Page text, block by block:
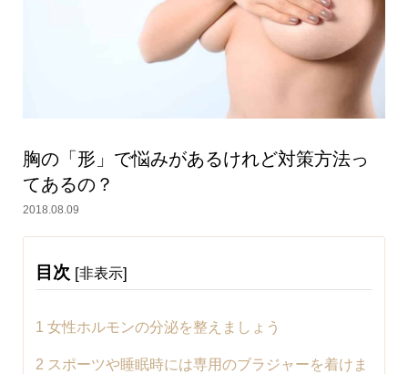
胸の「形」で悩みがあるけれど対策方法っ
てあるの？
2018.08.09
目次 [非表示]
1 女性ホルモンの分泌を整えましょう
2 スポーツや睡眠時には専用のブラジャーを着けま